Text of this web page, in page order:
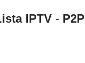
IPTV - P2P